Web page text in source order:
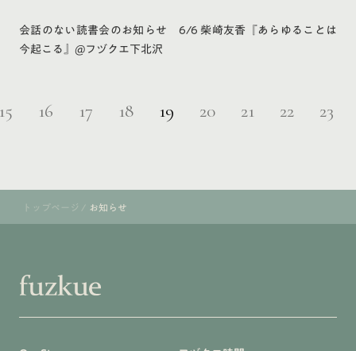
会話のない読書会のお知らせ 6/6 柴崎友香『あらゆることは
今起こる』@フヅクエ下北沢
16 17 18 19 20 21 22 23
トップページ / お知らせ